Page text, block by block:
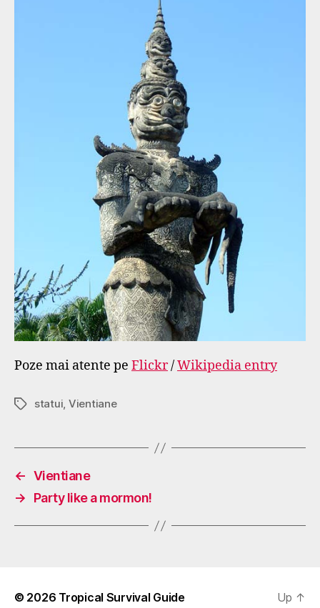
Poze mai atente pe Flickr/Wikipedia entry
Tagsstatui, Vientiane
← Vientiane
→
Party like a mormon!
© 2026 Tropical Survival Guide Up ↑